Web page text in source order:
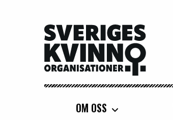
Sveriges Kvinnoorganisationer
OM OSS